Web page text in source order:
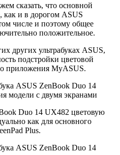
сказать, что основной
как и в дорогом ASUS
числе и поэтому общее
положительное.
других ультрабуках ASUS,
подстройки цветовой
приложения MyASUS.
Duo 14 UX482 цветовую
как для основного
Plus.